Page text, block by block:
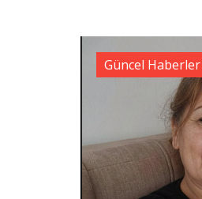
Güncel Haberler